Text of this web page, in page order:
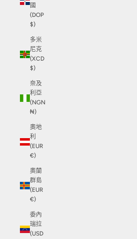
國
(DOP
$)
多米
尼克
(XCD
$)
奈及
利亞
(NGN
₦)
奧地
利
(EUR
€)
奧蘭
群島
(EUR
€)
委內
瑞拉
(USD